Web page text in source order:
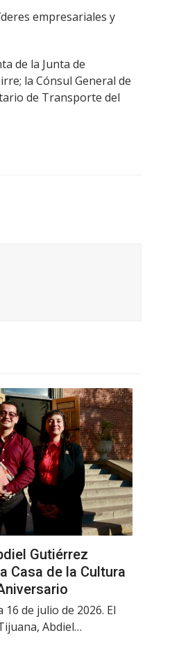
empresariales y
de la Junta de
la Cónsul General de
de Transporte del
Gutiérrez
Casa de la Cultura
de julio de 2026. El
Abdiel…